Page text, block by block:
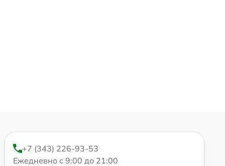
+7 (343) 226-93-53
Ежедневно с 9:00 до 21:00